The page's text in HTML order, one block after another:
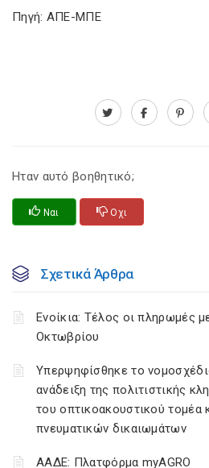
Πηγή: ΑΠΕ-ΜΠΕ
Ηταν αυτό βοηθητικό;
Ναι Οχι
Σχετικά Άρθρα
Ενοίκια: Τέλος οι πληρωμές
Οκτωβρίου
Υπερψηφίσθηκε το
ανάδειξη της πολιτιστικής
του οπτικοακουστικού τομέα
πνευματικών δικαιωμάτων
ΑΑΔΕ: Πλατφόρμα myAGRO